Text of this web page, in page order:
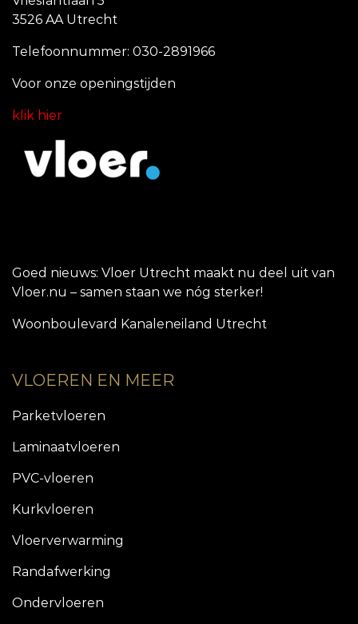
3526 AA Utrecht
Telefoonnummer: 030-2891966
Voor onze openingstijden
klik hier
Goed nieuws: Vloer Utrecht maakt nu deel uit van
Vloer.nu – samen staan we nóg sterker!
Woonboulevard Kanaleneiland Utrecht
VLOEREN EN MEER
Parketvloeren
Laminaatvloeren
PVC-vloeren
Kurkvloeren
Vloerverwarming
Randafwerking
Ondervloeren